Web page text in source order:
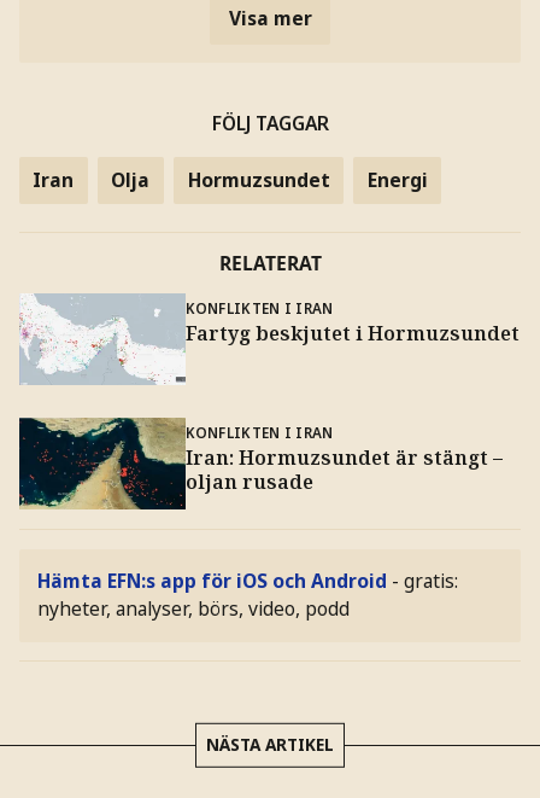
Visa mer
FÖLJ TAGGAR
Iran Olja Hormuzsundet Energi
RELATERAT
KONFLIKTEN I IRAN
Fartyg beskjutet i Hormuzsundet
KONFLIKTEN I IRAN
Iran: Hormuzsundet är stängt –
oljan rusade
Hämta EFN:s app för iOS och Android - gratis:
nyheter, analyser, börs, video, podd
NÄSTA ARTIKEL